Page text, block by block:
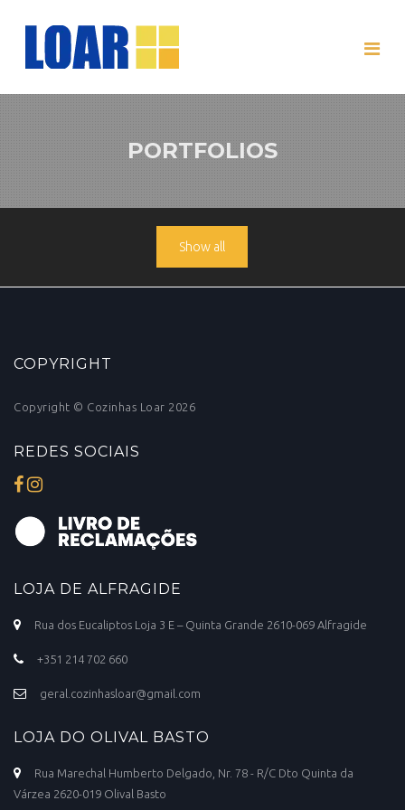
PORTFOLIOS
Show all
COPYRIGHT
Copyright © Cozinhas Loar 2026
REDES SOCIAIS
LOJA DE ALFRAGIDE
Rua dos Eucaliptos Loja 3 E – Quinta Grande 2610-069 Alfragide
+351 214 702 660
geral.cozinhasloar@gmail.com
LOJA DO OLIVAL BASTO
Rua Marechal Humberto Delgado, Nr. 78 - R/C Dto Quinta da
Várzea 2620-019 Olival Basto